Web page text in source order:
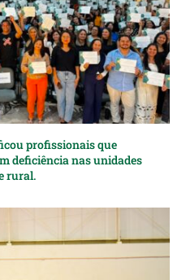
profissionais que
deficiência nas unidades
rural.